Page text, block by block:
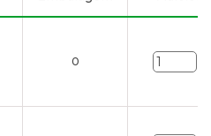
0